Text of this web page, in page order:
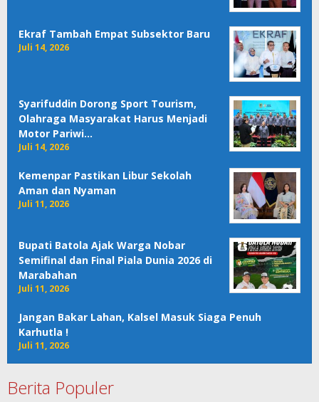
Ekraf Tambah Empat Subsektor Baru
Juli 14, 2026
Syarifuddin Dorong Sport Tourism,
Olahraga Masyarakat Harus Menjadi
Motor Pariwi…
Juli 14, 2026
Kemenpar Pastikan Libur Sekolah
Aman dan Nyaman
Juli 11, 2026
Bupati Batola Ajak Warga Nobar
Semifinal dan Final Piala Dunia 2026 di
Marabahan
Juli 11, 2026
Jangan Bakar Lahan, Kalsel Masuk Siaga Penuh
Karhutla !
Juli 11, 2026
Berita Populer